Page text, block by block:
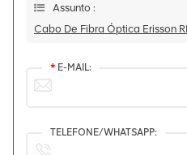
Assunto :
Cabo De Fibra Óptica Erisson
* E-MAIL:
TELEFONE/WHATSAPP: